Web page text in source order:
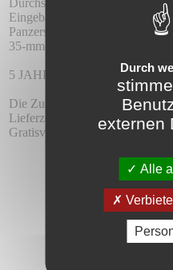
Durchschnittlicher Durchfluss
Eingebauter Wechselrichter.
Panzerschlauch 1,5 m.
35-mm-Keramikkartusche.
5 JAHRE GARANTIE.
Die Zustellung :
Lieferzeit 5-6 Tage.
Gratisversand.
Durch
externen
Alle